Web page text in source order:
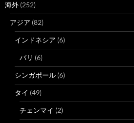
海外 (252)
アジア (82)
インドネシア (6)
バリ (6)
シンガポール (6)
タイ (49)
チェンマイ (2)